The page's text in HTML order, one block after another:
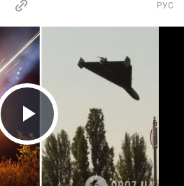
РУС
Play Video